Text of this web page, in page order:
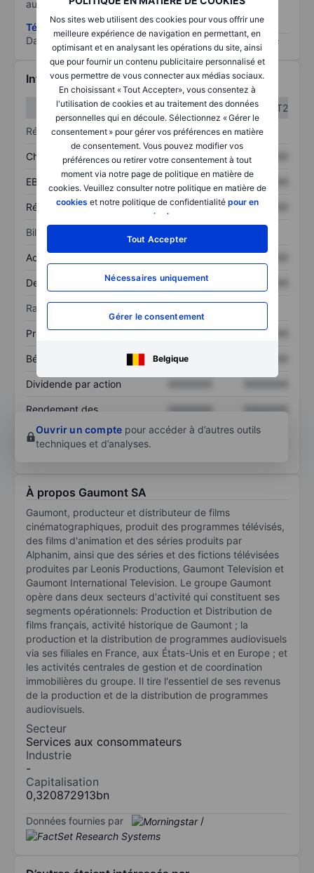
Nos sites web utilisent des cookies pour vous offrir une
meilleure expérience de navigation en permettant, en
optimisant et en analysant les opérations du site, ainsi
que pour fournir un contenu publicitaire personnalisé et
vous permettre de vous connecter aux médias sociaux.
En choisissant « Tout Accepter», vous consentez à
l'utilisation de cookies et au traitement des données
personnelles qui en découle. Sélectionnez « Gérer le
consentement » pour gérer vos préférences en matière
de consentement. Vous pouvez modifier vos
préférences ou retirer votre consentement à tout
moment via notre page de politique en matière de
cookies. Veuillez consulter notre politique en matière de
cookies et notre politique de confidentialité pour en
savoir plus
Tout Accepter
Nécessaires uniquement
Gérer le consentement
Belgique
au risque le plus élevé).
Télécharger la méthodologie ESG (en anglais)
Data provided by
/
Informations financières
T1
T2
Résultats
Chiffre d’affaires XXXXXXX XXXXXXX
EBITDA XXXXXXX XXXXXXX
Résultat net XXXXXXX XXXXXXX
Bilan
Actif total
Dette totale XXXXXXX
Ratios
Prix / ventes XXXXXXX XXXXXXX
Bénéfice par action XXXXXXX
Dividende par action
Rendement des
XXXXXXX
XXXXXXX
Ouvrir un compte pour accéder à d’autres outils
techniques et d’analyses.
À propos Gaumont SA
Gaumont, producteur et distributeur de films
cinématographiques, produit des programmes télévisés,
des films d'animation et des séries produits par
Alphanim, ainsi que des séries et des fictions télévisées
produites par Leonis Productions, Gaumont Television et
Gaumont International Television. Le groupe Gaumont
opère dans deux secteurs d'activité qui constituent ses
segments opérationnels: Production et Distribution de
films français, activité historique de Gaumont ; la
production et la distribution de programmes audiovisuels
via ses filiales en France, aux États-Unis et en Europe ; et
les activités centrales de gestion et de coordination
immobilières du groupe. Il tire l'essentiel de ses revenus
de la production et de la distribution de programmes
audiovisuels.
Secteur
Services aux consommateurs
Industrie
-
Capitalisation
0,320872913bn
Données fournies par /